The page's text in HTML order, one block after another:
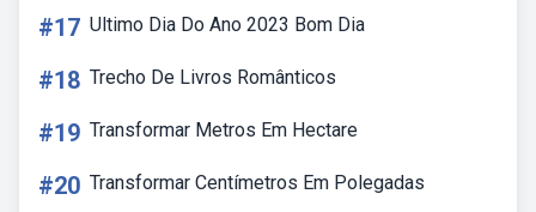
#17 Ultimo Dia Do Ano 2023 Bom Dia
#18 Trecho De Livros Românticos
#19 Transformar Metros Em Hectare
#20 Transformar Centímetros Em Polegadas